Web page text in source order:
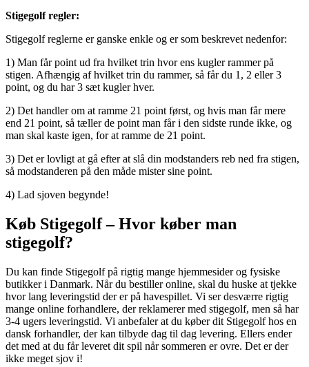
Stigegolf regler:
Stigegolf reglerne er ganske enkle og er som beskrevet nedenfor:
1) Man får point ud fra hvilket trin hvor ens kugler rammer på
stigen. Afhængig af hvilket trin du rammer, så får du 1, 2 eller 3
point, og du har 3 sæt kugler hver.
2) Det handler om at ramme 21 point først, og hvis man får mere
end 21 point, så tæller de point man får i den sidste runde ikke, og
man skal kaste igen, for at ramme de 21 point.
3) Det er lovligt at gå efter at slå din modstanders reb ned fra stigen,
så modstanderen på den måde mister sine point.
4) Lad sjoven begynde!
Køb Stigegolf – Hvor køber man
stigegolf?
Du kan finde Stigegolf på rigtig mange hjemmesider og fysiske
butikker i Danmark. Når du bestiller online, skal du huske at tjekke
hvor lang leveringstid der er på havespillet. Vi ser desværre rigtig
mange online forhandlere, der reklamerer med stigegolf, men så har
3-4 ugers leveringstid. Vi anbefaler at du køber dit Stigegolf hos en
dansk forhandler, der kan tilbyde dag til dag levering. Ellers ender
det med at du får leveret dit spil når sommeren er ovre. Det er der
ikke meget sjov i!